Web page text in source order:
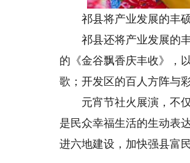
祁县将产业发展的丰硕
祁县还将产业发展的丰
的《金谷飘香庆丰收》，
歌；开发区的百人方阵与
元宵节社火展演，不仅
是民众幸福生活的生动表
进六地建设，加快强县富